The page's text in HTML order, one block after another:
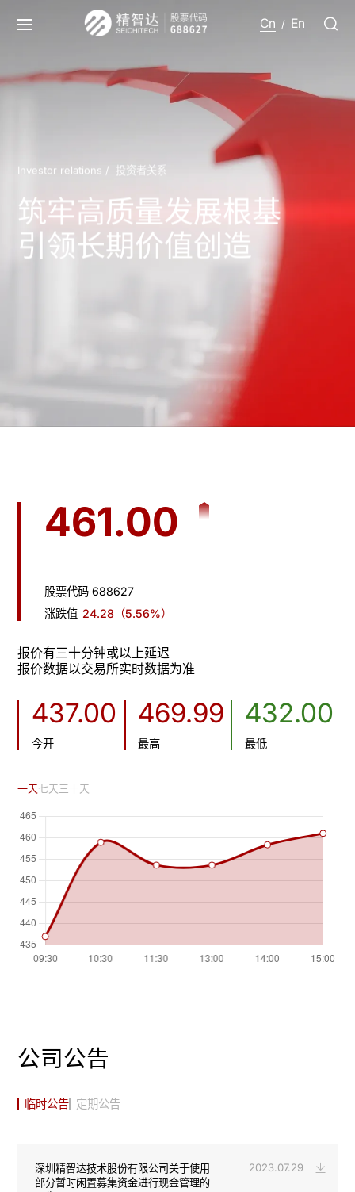
Cn / En
Investor relations / 投资者关系
筑牢高质量发展根基
引领长期价值创造
461.00
股票代码 688627
涨跌值 24.28 （5.56%）
报价有三十分钟或以上延迟
报价数据以交易所实时数据为准
437.00
今开
469.99
最高
432.00
最低
一天七天三十天
公司公告
临时公告 定期公告
深圳精智达技术股份有限公司关于使用
部分暂时闲置募集资金进行现金管理的
2023.07.29